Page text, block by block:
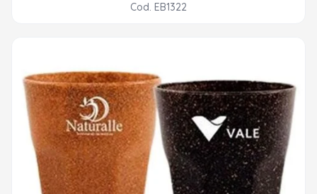
Cod. EB1322